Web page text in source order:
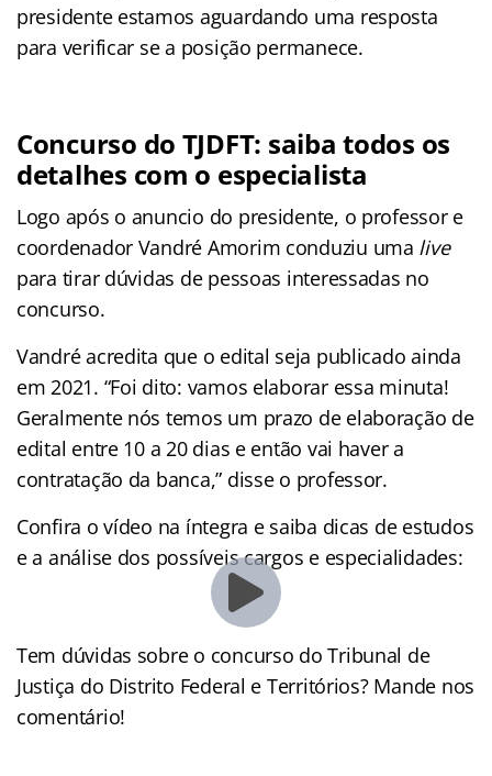
presidente estamos aguardando uma resposta
para verificar se a posição permanece.
Concurso do TJDFT: saiba todos os
detalhes com o especialista
Logo após o anuncio do presidente, o professor e
coordenador Vandré Amorim conduziu uma live
para tirar dúvidas de pessoas interessadas no
concurso.
Vandré acredita que o edital seja publicado ainda
em 2021. “Foi dito: vamos elaborar essa minuta!
Geralmente nós temos um prazo de elaboração de
edital entre 10 a 20 dias e então vai haver a
contratação da banca,” disse o professor.
Confira o vídeo na íntegra e saiba dicas de estudos
e a análise dos possíveis cargos e especialidades:
Tem dúvidas sobre o concurso do Tribunal de
Justiça do Distrito Federal e Territórios? Mande nos
comentário!